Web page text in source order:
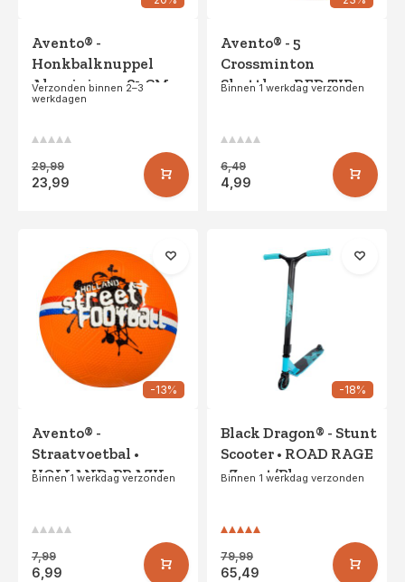
Avento® -
Honkbalknuppel
Aluminium • 81 CM •
Zilver
Verzonden binnen 2–3
werkdagen
29,99
23,99
Avento® - 5
Crossminton
Shuttles • RED TIP •
Binnen 1 werkdag verzonden
6,49
4,99
-13%
Avento® -
Straatvoetbal •
HOLLAND-BRAZIL-
Binnen 1 werkdag verzonden
7,99
6,99
-18%
Black Dragon® - Stunt
Scooter • ROAD RAGE
• Zwart/Blauw
Binnen 1 werkdag verzonden
79,99
65,49